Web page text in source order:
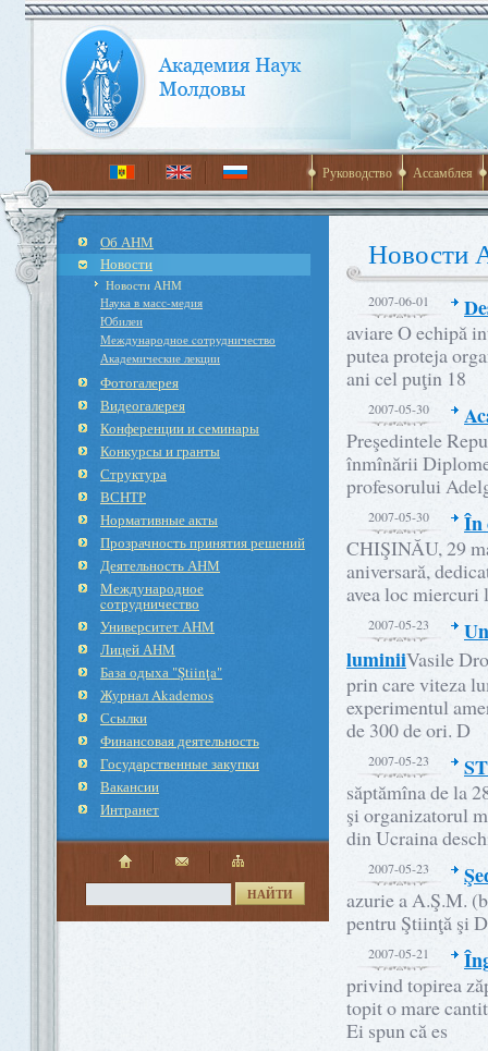
Руководство Ассамблея
Об АНМ
Новости
Новости АНМ
Наука в масс-медия
Юбилеи
Международное cотрудничество
Академические лекции
Фотогалерея
Видеогалерея
Конференции и семинары
Конкурсы и гранты
Структура
ВСНТР
Нормативные акты
Прозрачность принятия решений
Деятельность АНМ
Международное
cотрудничество
Университет АНМ
Лицей АНМ
База одыха "Ştiinţa"
Журнал Akademos
Ссылки
Финансовая деятельность
Государственные закупки
Вакансии
Интранет
НАЙТИ
2007-06-01
aviare O echipă
putea proteja
ani cel puţin 18
2007-05-30
Preşedintele
înmînării
profesorului
2007-05-30 În
CHIŞINĂU, 29
aniversară,
avea loc
2007-05-23
luminiiVasile
prin care viteza
experimentul
de 300 de ori. D
2007-05-23
săptămîna de la
şi organizatorul
din Ucraina
2007-05-23
azurie a A.Ş.M.
pentru Ştiinţă şi
2007-05-21
privind topirea
topit o mare
Ei spun că es